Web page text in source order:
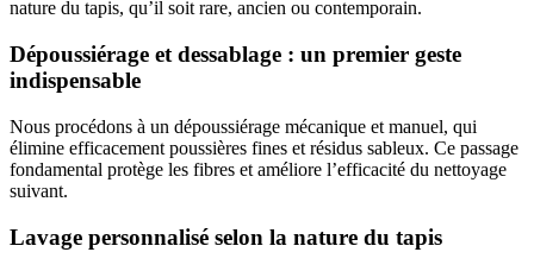
nature du tapis, qu’il soit rare, ancien ou contemporain.
Dépoussiérage et dessablage : un premier geste
indispensable
Nous procédons à un dépoussiérage mécanique et manuel, qui
élimine efficacement poussières fines et résidus sableux. Ce passage
fondamental protège les fibres et améliore l’efficacité du nettoyage
suivant.
Lavage personnalisé selon la nature du tapis